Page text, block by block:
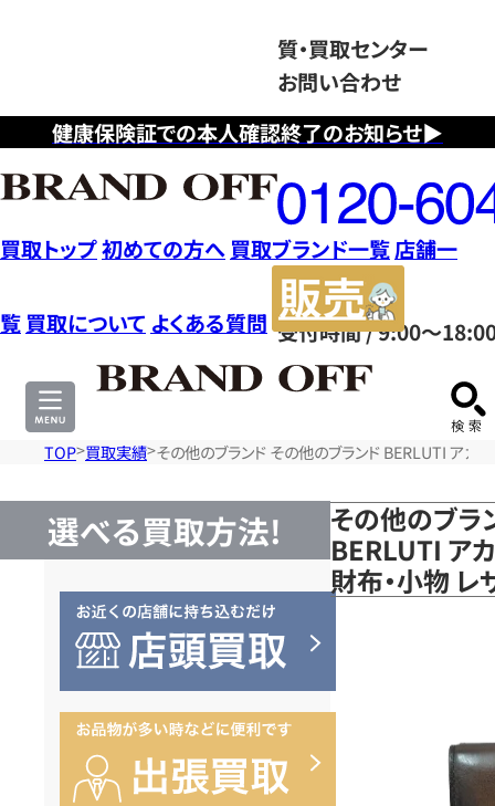
健康保険証での本人確認終了のお知らせ▶
質・買取センター
お問い合わせ
フ
リ
ー
ダ
イ
ヤ
ル
0120604117
受付時間 / 9:00～
買取トップ初めての方へ 買取ブランド一覧店舗一
覧 買取について よくある質問
サ
TOP 買取実績 その他のブランド その他のブランド BERLUTI アカ
選べる買取方法!
その他のブラ
BERLUTI ア
財布・小物